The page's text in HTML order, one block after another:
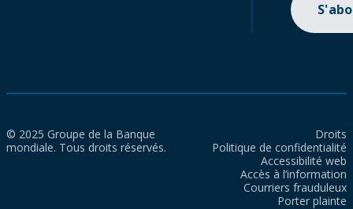
© 2025 Groupe de la Banque
mondiale. Tous droits réservés.
Droits
Politique de confidentialité
Accessibilité web
Accès à l’information
Courriers frauduleux
Porter plainte